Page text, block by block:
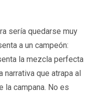
sería quedarse muy
a un campeón:
la mezcla perfecta
narrativa que atrapa al
la campana. No es